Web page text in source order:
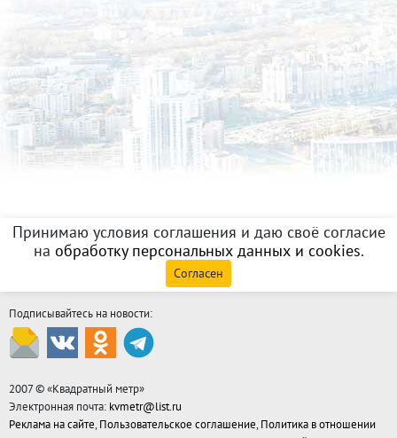
Принимаю условия соглашения и даю своё согласие
на обработку персональных данных и cookies.
Согласен
Подписывайтесь на новости:
2007 © «Квадратный метр»
Электронная почта: kvmetr@list.ru
Реклама на сайте, Пользовательское соглашение, Политика в отношении